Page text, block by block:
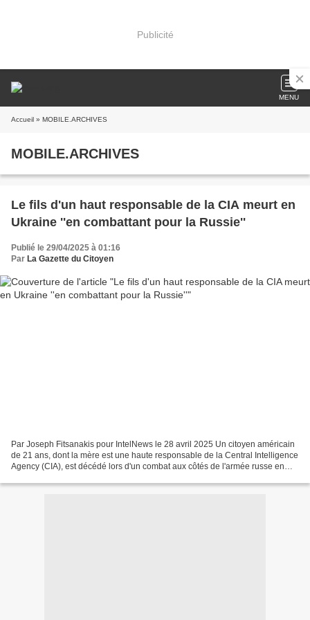
Publicité
MENU
Accueil » MOBILE.ARCHIVES
MOBILE.ARCHIVES
Le fils d'un haut responsable de la CIA meurt en
Ukraine ''en combattant pour la Russie''
Publié le 29/04/2025 à 01:16
Par La Gazette du Citoyen
Par Joseph Fitsanakis pour IntelNews le 28 avril 2025 Un citoyen américain
de 21 ans, dont la mère est une haute responsable de la Central Intelligence
Agency (CIA), est décédé lors d'un combat aux côtés de l'armée russe en